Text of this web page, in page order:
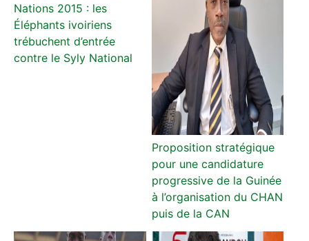
Nations 2015 : les
Éléphants ivoiriens
trébuchent d’entrée
contre le Syly National
Proposition stratégique
pour une candidature
progressive de la Guinée
à l’organisation du CHAN
puis de la CAN